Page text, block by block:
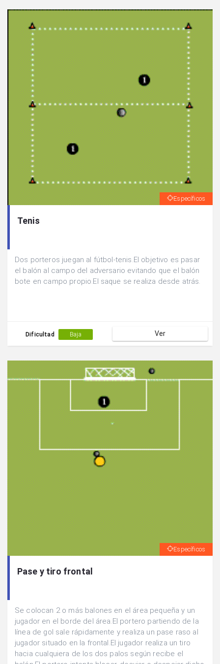
Específicos
Tenis
Dos porteros juegan al fútbol-tenis.El objetivo es pasar
el balón al campo del adversario evitando que el balón
bote en campo propio.El saque se realiza desde atrás.
Dificultad Baja Ver
Específicos
Pase y tiro frontal
Se colocan 2 o más balones en el área pequeña y un
jugador en el borde del área.El portero partiendo de la
línea de gol sale rápidamente y realiza un pase raso al
jugador situado en la frontal.El jugador realiza un tiro
hacia cualquiera de los dos palos según recibe el